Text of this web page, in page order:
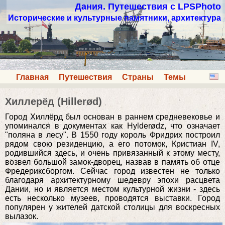
Дания. Путешествия с LPSPhoto
Исторические и культурные памятники, архитектура
Главная Путешествия Страны Темы
Хиллерёд (Hillerød)
Город Хиллёрд был основан в раннем средневековье и
упоминался в документах как Hylderødz, что означает
"поляна в лесу". В 1550 году король Фридрих построил
рядом свою резиденцию, а его потомок, Кристиан IV,
родившийся здесь, и очень привязанный к этому месту,
возвел большой замок-дворец, назвав в память об отце
Фредериксборгом. Сейчас город известен не только
благодаря архитектурному шедевру эпохи расцвета
Дании, но и является местом культурной жизни - здесь
есть несколько музеев, проводятся выставки. Город
популярен у жителей датской столицы для воскресных
вылазок.